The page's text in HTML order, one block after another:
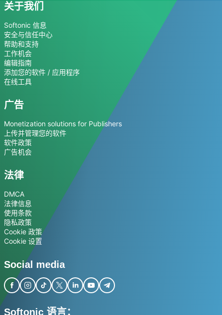
关于我们
Softonic 信息
安全与信任中心
帮助和支持
工作机会
编辑指南
添加您的软件 / 应用程序
在线工具
广告
Monetization solutions for Publishers
上传并管理您的软件
软件政策
广告机会
法律
DMCA
法律信息
使用条款
隐私政策
Cookie 政策
Cookie 设置
Social media
Softonic 语言：